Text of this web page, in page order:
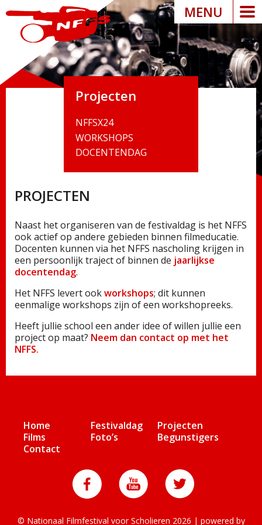
MENU
Projecten
NFFSX24
WORKSHOPS
DOCENTENDAG
PROJECTEN
Naast het organiseren van de festivaldag is het NFFS
ook actief op andere gebieden binnen filmeducatie.
Docenten kunnen via het NFFS nascholing krijgen in
een persoonlijk traject of binnen de jaarlijkse
docentendag.
Het NFFS levert ookworkshops; dit kunnen
eenmalige workshops zijn of een workshopreeks.
Heeft jullie school een ander idee of willen jullie een
project op maat? Neem dan contact op met het
NFFS.
Home Festivaldag
Projecten
Films
Foto’s
Begunstigers
Contact
© Nationaal Filmfestival voor Scholieren 2026 | powered by